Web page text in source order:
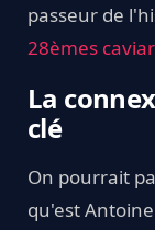
passeur de
28èmes
La
clé
On pourrait
qu'est